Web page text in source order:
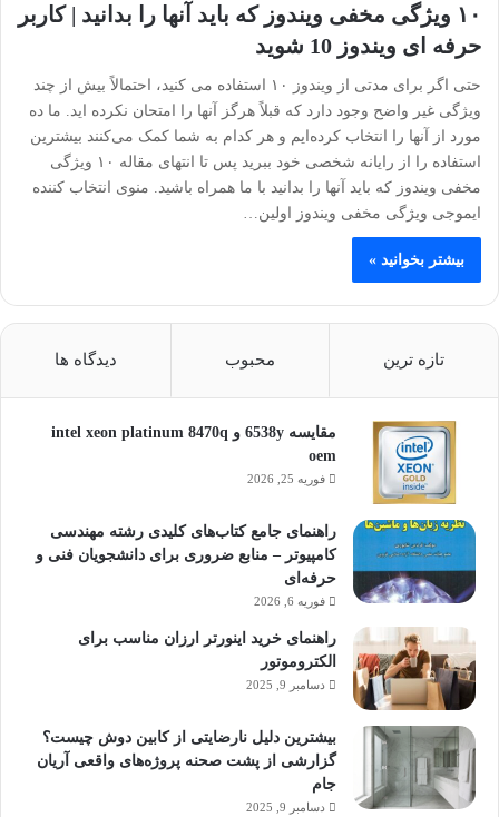
۱۰ ویژگی مخفی ویندوز که باید آنها را بدانید | کاربر
حرفه ای ویندوز 10 شوید
حتی اگر برای مدتی از ویندوز ۱۰ استفاده می کنید، احتمالاً بیش از چند
ویژگی غیر واضح وجود دارد که قبلاً هرگز آنها را امتحان نکرده اید. ما ده
مورد از آنها را انتخاب کرده‌ایم و هر کدام به شما کمک می‌کنند بیشترین
استفاده را از رایانه شخصی خود ببرید پس تا انتهای مقاله ۱۰ ویژگی
مخفی ویندوز که باید آنها را بدانید با ما همراه باشید. منوی انتخاب کننده
ایموجی ویژگی مخفی ویندوز اولین…
بیشتر بخوانید »
تازه ترین محبوب دیدگاه ها
مقایسه 6538y و intel xeon platinum 8470q
oem
فوریه 25, 2026
راهنمای جامع کتاب‌های کلیدی رشته مهندسی
کامپیوتر – منابع ضروری برای دانشجویان فنی و
حرفه‌ای
فوریه 6, 2026
راهنمای خرید اینورتر ارزان مناسب برای
الکتروموتور
دسامبر 9, 2025
بیشترین دلیل نارضایتی از کابین دوش چیست؟
گزارشی از پشت صحنه پروژه‌های واقعی آریان
جام
دسامبر 9, 2025